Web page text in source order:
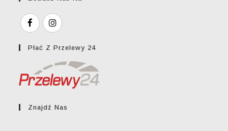
Płać Z Przelewy 24
Znajdź Nas